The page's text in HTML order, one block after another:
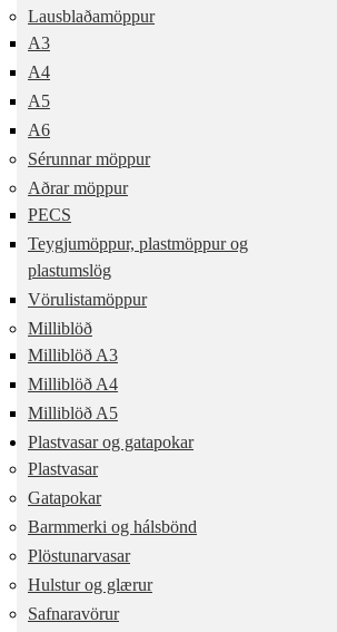
0 kr.
Lausblaðamöppur
A3
A4
A5
A6
Sérunnar möppur
Aðrar möppur
PECS
Teygjumöppur, plastmöppur og
plastumslög
Vörulistamöppur
Milliblöð
Milliblöð A3
Milliblöð A4
Milliblöð A5
Plastvasar og gatapokar
Plastvasar
Gatapokar
Barmmerki og hálsbönd
Plöstunarvasar
Hulstur og glærur
Safnaravörur